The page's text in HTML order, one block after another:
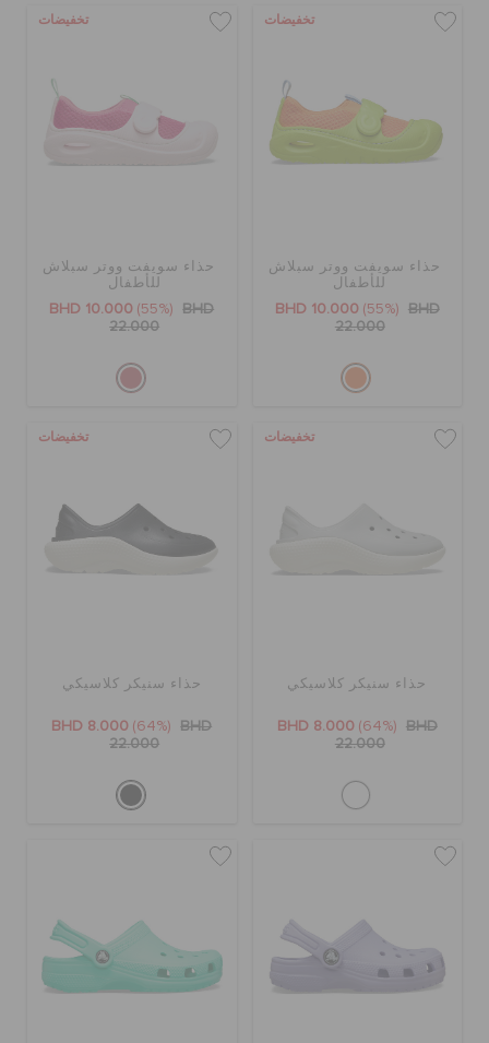
تخفيضات
حذاء سويفت ووتر سبلاش
للأطفال
BHD 10.000 (55%)
BHD
22.000
تخفيضات
حذاء سويفت ووتر سبلاش
للأطفال
BHD 10.000 (55%)
BHD
22.000
تخفيضات
حذاء سنيكر كلاسيكي
BHD 8.000 (64%)
BHD
22.000
تخفيضات
حذاء سنيكر كلاسيكي
BHD 8.000 (64%)
BHD
22.000